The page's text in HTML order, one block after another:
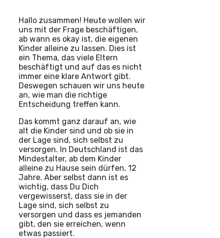
Hallo zusammen! Heute wollen wir
uns mit der Frage beschäftigen,
ab wann es okay ist, die eigenen
Kinder alleine zu lassen. Dies ist
ein Thema, das viele Eltern
beschäftigt und auf das es nicht
immer eine klare Antwort gibt.
Deswegen schauen wir uns heute
an, wie man die richtige
Entscheidung treffen kann.
Das kommt ganz darauf an, wie
alt die Kinder sind und ob sie in
der Lage sind, sich selbst zu
versorgen. In Deutschland ist das
Mindestalter, ab dem Kinder
alleine zu Hause sein dürfen, 12
Jahre. Aber selbst dann ist es
wichtig, dass Du Dich
vergewisserst, dass sie in der
Lage sind, sich selbst zu
versorgen und dass es jemanden
gibt, den sie erreichen, wenn
etwas passiert.